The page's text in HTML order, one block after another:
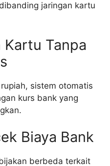
jaringan kartu
Tanpa
sistem otomatis
kurs bank yang
Biaya Bank
berbeda terkait